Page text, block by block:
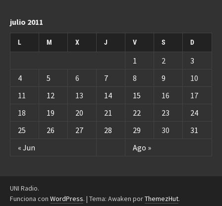
julio 2011
L M X J V S D
« Jun Ago »
1 2
3
4
5 6 7 8 9
10
11
12 13 14 15 16
17
18
19 20 21 22 23
24
25
26 27 28 29 30 31
UNI Radio.
Funciona con WordPress. | Tema: Awaken porThemezHut.